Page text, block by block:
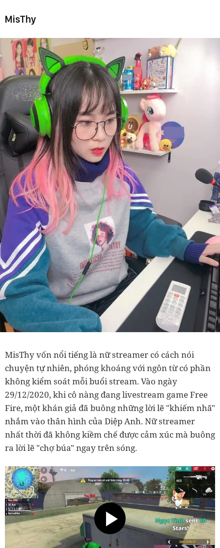
MisThy
MisThy vốn nổi tiếng là nữ streamer có cách nói
chuyện tự nhiên, phóng khoáng với ngôn từ có phần
không kiểm soát mỗi buổi stream. Vào ngày
29/12/2020, khi cô nàng đang livestream game Free
Fire, một khán giả đã buông những lời lẽ "khiếm nhã"
nhắm vào thân hình của Diệp Anh. Nữ streamer
nhất thời đã không kiềm chế được cảm xúc mà buông
ra lời lẽ "chợ búa" ngay trên sóng.